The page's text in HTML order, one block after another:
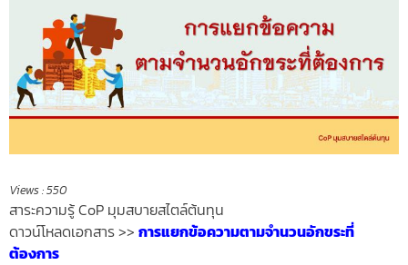
Views :550
สาระความรู้ CoP มุมสบายสไตล์ต้นทุน
ดาวน์โหลดเอกสาร >> การแยกข้อความตามจำนวนอักขระที่
ต้องการ